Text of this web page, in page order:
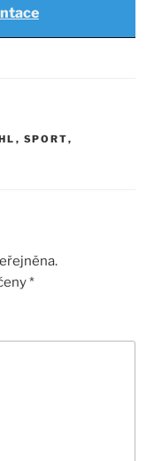
, SPORT,
*